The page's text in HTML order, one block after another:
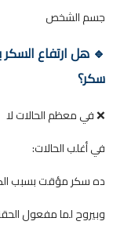
جسم الشخص
🔹 هل ارتفاع
سكر؟
❌ في معظم الحالات لا
في أغلب الحالات:
ده سكر مؤقت بسبب
وبيروح لما مفعول